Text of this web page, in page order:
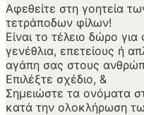
Αφεθείτε στη γοητεία
τετράποδων φίλων!
Είναι το τέλειο δώρο
γενέθλια, επετείους ή
αγάπη σας στους
Επιλέξτε σχέδιο, &
Σημειώστε τα ονόματα
κατά την ολοκλήρωση